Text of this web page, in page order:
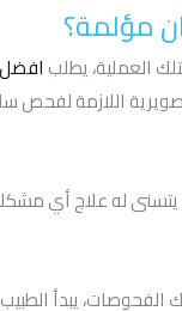
مؤلمة؟
العملية، يطلب
اللازمة لفحص
له علاج أي
الفحوصات، يبدأ